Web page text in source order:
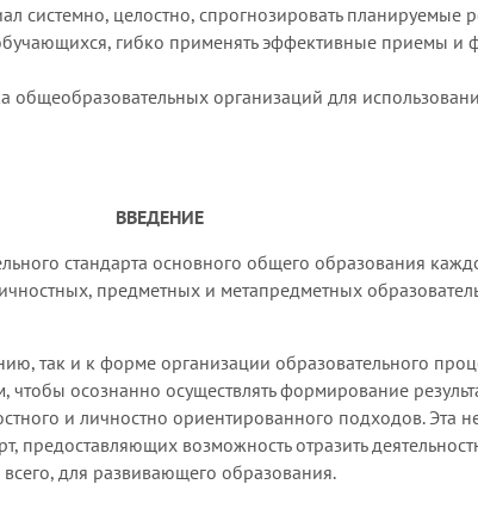
системно, целостно, спрогнозировать планируемые
гибко применять эффективные приемы и
общеобразовательных организаций для
ВВЕДЕНИЕ
стандарта основного общего образования
предметных и метапредметных
так и к форме организации образовательного
чтобы осознанно осуществлять формирование
и личностно ориентированного подходов. Эта
предоставляющих возможность отразить
для развивающего образования.